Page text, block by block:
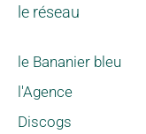
le réseau
le Bananier bleu
l'Agence
Discogs